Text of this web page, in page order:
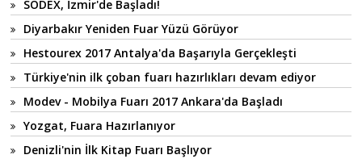
SODEX, İzmir'de Başladı!
Diyarbakır Yeniden Fuar Yüzü Görüyor
Hestourex 2017 Antalya'da Başarıyla Gerçekleşti
Türkiye'nin ilk çoban fuarı hazırlıkları devam ediyor
Modev - Mobilya Fuarı 2017 Ankara'da Başladı
Yozgat, Fuara Hazırlanıyor
Denizli'nin İlk Kitap Fuarı Başlıyor